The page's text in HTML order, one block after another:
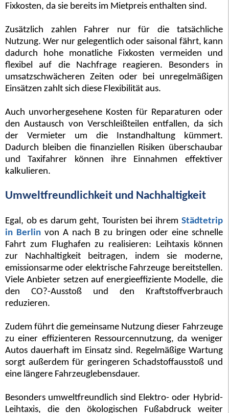
Fixkosten, da sie bereits im Mietpreis enthalten sind.
Zusätzlich zahlen Fahrer nur für die tatsächliche
Nutzung. Wer nur gelegentlich oder saisonal fährt, kann
dadurch hohe monatliche Fixkosten vermeiden und
flexibel auf die Nachfrage reagieren. Besonders in
umsatzschwächeren Zeiten oder bei unregelmäßigen
Einsätzen zahlt sich diese Flexibilität aus.
Auch unvorhergesehene Kosten für Reparaturen oder
den Austausch von Verschleißteilen entfallen, da sich
der Vermieter um die Instandhaltung kümmert.
Dadurch bleiben die finanziellen Risiken überschaubar
und Taxifahrer können ihre Einnahmen effektiver
kalkulieren.
Umweltfreundlichkeit und Nachhaltigkeit
Egal, ob es darum geht, Touristen bei ihrem Städtetrip
in Berlinvon A nach B zu bringen oder eine schnelle
Fahrt zum Flughafen zu realisieren: Leihtaxis können
zur Nachhaltigkeit beitragen, indem sie moderne,
emissionsarme oder elektrische Fahrzeuge bereitstellen.
Viele Anbieter setzen auf energieeffiziente Modelle, die
den CO?-Ausstoß und den Kraftstoffverbrauch
reduzieren.
Zudem führt die gemeinsame Nutzung dieser Fahrzeuge
zu einer effizienteren Ressourcennutzung, da weniger
Autos dauerhaft im Einsatz sind. Regelmäßige Wartung
sorgt außerdem für geringeren Schadstoffausstoß und
eine längere Fahrzeuglebensdauer.
Besonders umweltfreundlich sind Elektro- oder Hybrid-
Leihtaxis, die den ökologischen Fußabdruck weiter